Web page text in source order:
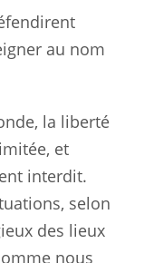
au nom
la liberté
et
interdit.
selon
des lieux
nous